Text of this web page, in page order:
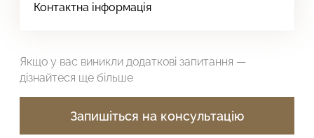
Контактна інформація
Якщо у вас виникли додаткові запитання —
дізнайтеся ще більше
Запишіться на консультацію